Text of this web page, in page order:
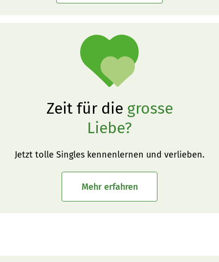
Zeit für die grosse
Liebe?
Jetzt tolle Singles kennenlernen und verlieben.
Mehr erfahren